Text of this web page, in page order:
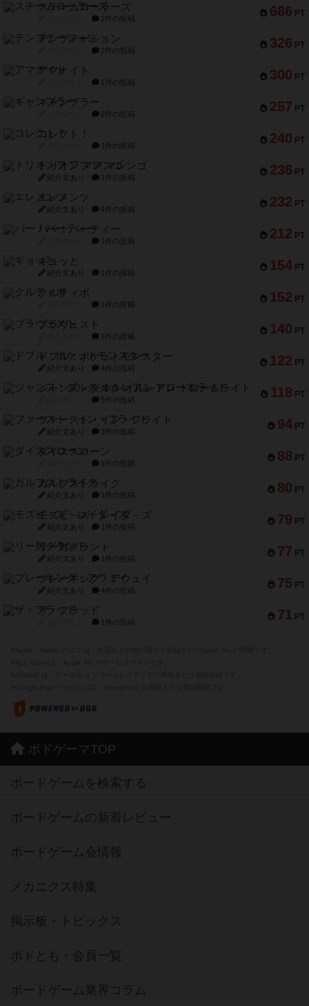
686 PT
スチームローラーズ
2件の投稿
326 PT
テンプテーション
2件の投稿
300 PT
アマナイト
1件の投稿
257 PT
ギャンブラー
2件の投稿
240 PT
コレクト！
1件の投稿
236 PT
トリオンフ ア マレンゴ
紹介文あり 1件の投稿
232 PT
エレメンツ
紹介文あり 4件の投稿
212 PT
バー！パーティー
1件の投稿
154 PT
ギョッと
紹介文あり 1件の投稿
152 PT
クルティボ
1件の投稿
140 PT
ブラヴェスト
1件の投稿
122 PT
ドブル：ポケットモンスター
紹介文あり 4件の投稿
118 PT
ジャンヌ・ダルク-オルレアン ドロー＆ライト
5件の投稿
94 PT
ファースト・イン・フライト
紹介文あり 3件の投稿
88 PT
ダイススローン
1件の投稿
80 PT
ガルフストライク
紹介文あり 1件の投稿
79 PT
モズビ－ズ・レイダ－ズ
紹介文あり 1件の投稿
77 PT
リー対グラント
紹介文あり 1件の投稿
75 PT
ブレーキング・アウェイ
紹介文あり 4件の投稿
71 PT
ザ・フラッド
1件の投稿
ボドゲーマTOP
ボードゲームを検索する
ボードゲームの新着レビュー
ボードゲーム会情報
メカニクス特集
掲示板・トピックス
ボドとも・会員一覧
ボードゲーム業界コラム